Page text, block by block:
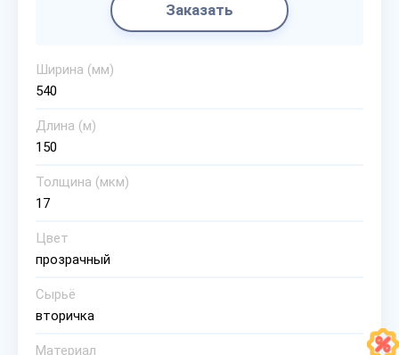
Заказать
Ширина (мм)
540
Длина (м)
150
Толщина (мкм)
17
Цвет
прозрачный
Сырьё
вторичка
Материал